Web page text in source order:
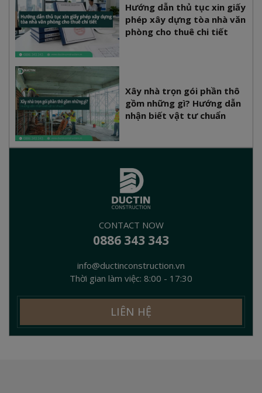
Hướng dẫn thủ tục xin giấy
phép xây dựng tòa nhà văn
phòng cho thuê chi tiết
Xây nhà trọn gói phần thô
gồm những gì? Hướng dẫn
nhận biết vật tư chuẩn
CONTACT NOW
0886 343 343
info@ductinconstruction.vn
Thời gian làm việc: 8:00 - 17:30
LIÊN HỆ